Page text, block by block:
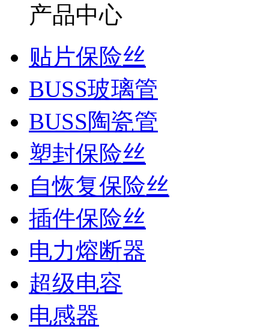
产品中心
贴片保险丝
BUSS玻璃管
BUSS陶瓷管
塑封保险丝
自恢复保险丝
插件保险丝
电力熔断器
超级电容
电感器